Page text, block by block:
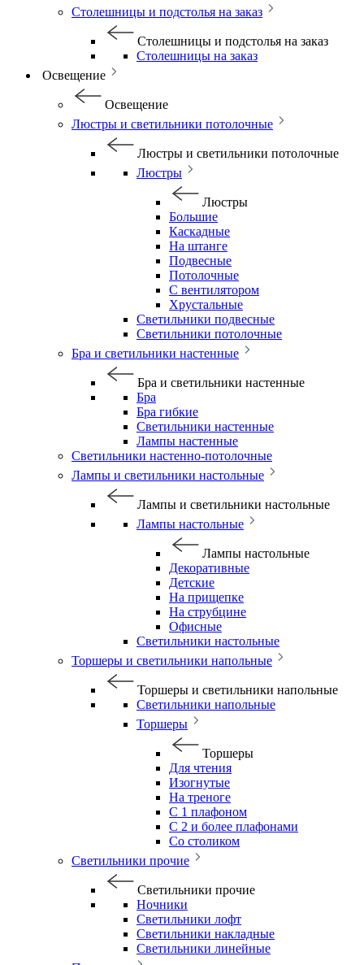
Столешницы и подстолья на заказ
Столешницы и подстолья на заказ
Столешницы на заказ
Освещение
Освещение
Люстры и светильники потолочные
Люстры и светильники потолочные
Люстры
Люстры
Большие
Каскадные
На штанге
Подвесные
Потолочные
С вентилятором
Хрустальные
Светильники подвесные
Светильники потолочные
Бра и светильники настенные
Бра и светильники настенные
Бра
Бра гибкие
Светильники настенные
Лампы настенные
Светильники настенно-потолочные
Лампы и светильники настольные
Лампы и светильники настольные
Лампы настольные
Лампы настольные
Декоративные
Детские
На прищепке
На струбцине
Офисные
Светильники настольные
Торшеры и светильники напольные
Торшеры и светильники напольные
Светильники напольные
Торшеры
Торшеры
Для чтения
Изогнутые
На треноге
С 1 плафоном
С 2 и более плафонами
Со столиком
Светильники прочие
Светильники прочие
Ночники
Светильники лофт
Светильники накладные
Светильники линейные